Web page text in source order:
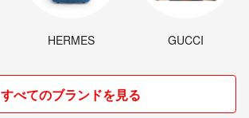
HERMES GUCCI
すべてのブランドを見る